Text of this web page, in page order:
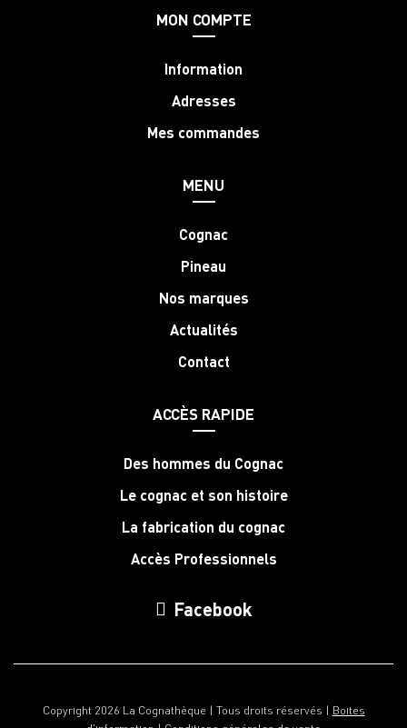
MON COMPTE
Information
Adresses
Mes commandes
MENU
Cognac
Pineau
Nos marques
Actualités
Contact
ACCÈS RAPIDE
Des hommes du Cognac
Le cognac et son histoire
La fabrication du cognac
Accès Professionnels
Facebook
Copyright 2026 La Cognathèque | Tous droits réservés | Boites